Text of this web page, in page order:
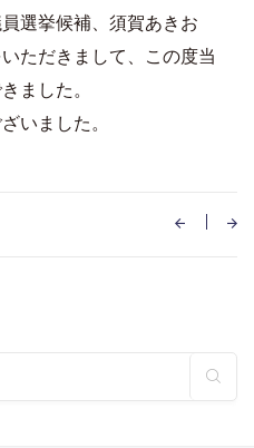
選挙候補、須賀あきお
ただきまして、この度当
ました。
いました。